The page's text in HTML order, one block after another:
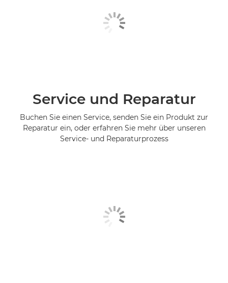
Service und Reparatur
Buchen Sie einen Service, senden Sie ein Produkt zur
Reparatur ein, oder erfahren Sie mehr über unseren
Service- und Reparaturprozess